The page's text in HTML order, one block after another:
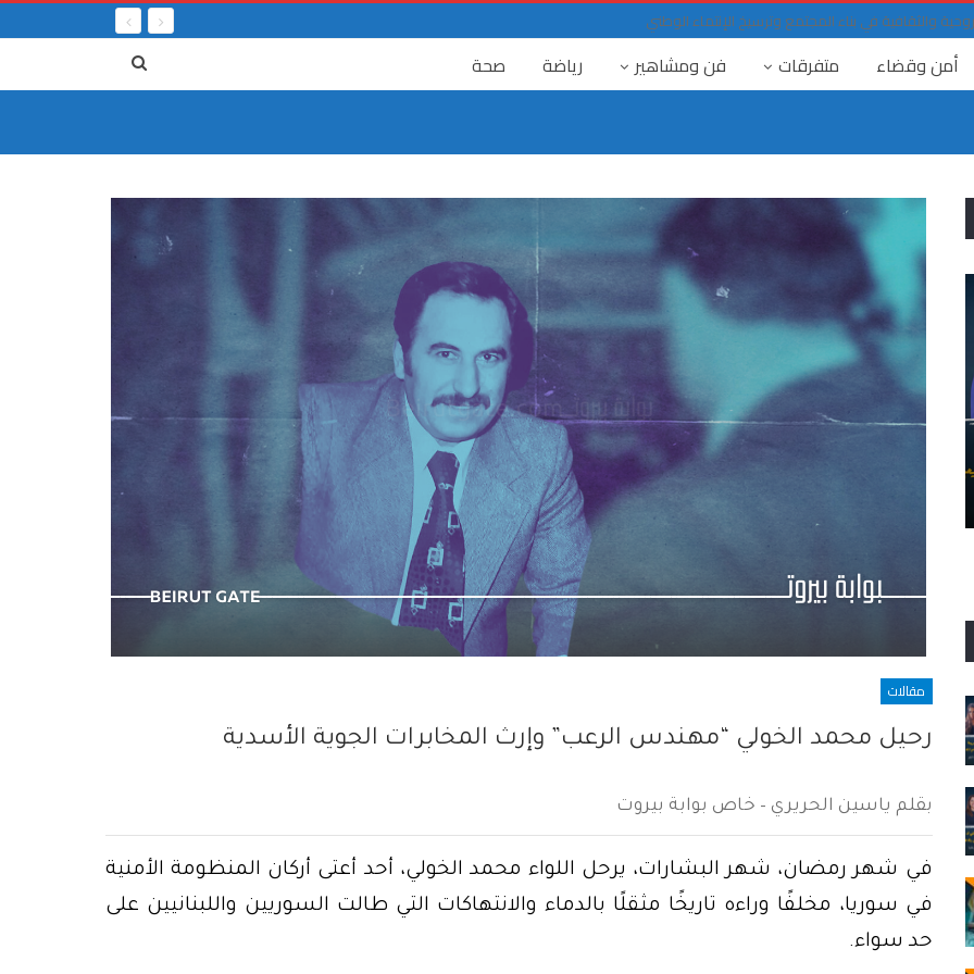
والثقافية في بناء المجتمع وترسيخ الإنتماء الوطني
أمن وقضاء متفرقات فن ومشاهير رياضة صحة
مقالات
رحيل محمد الخولي “مهندس الرعب” وإرث المخابرات الجوية الأسدية
بقلم ياسين الحريري – خاص بوابة بيروت
في شهر رمضان، شهر البشارات، يرحل اللواء محمد الخولي، أحد أعتى أركان المنظومة الأمنية
في سوريا، مخلفًا وراءه تاريخًا مثقلًا بالدماء والانتهاكات التي طالت السوريين واللبنانيين على
حد سواء.
٤ آب
“كان التهديد، فكان يعلم، ووقع التفجير” بين ٤
آب… ٤ آب، مناسبة سقوط الآلهة المتخمة بالتفاهة